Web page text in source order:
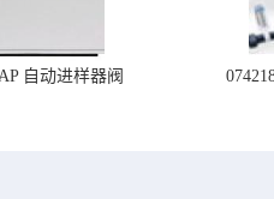
自动进样器阀